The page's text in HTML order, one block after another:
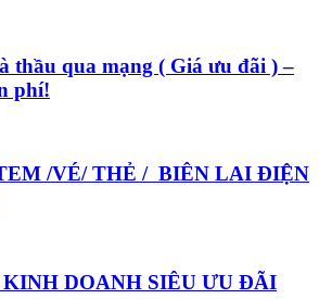
thầu qua mạng ( Giá ưu đãi ) –
phí!
/VÉ/ THẺ / BIÊN LAI ĐIỆN
DOANH SIÊU ƯU ĐÃI